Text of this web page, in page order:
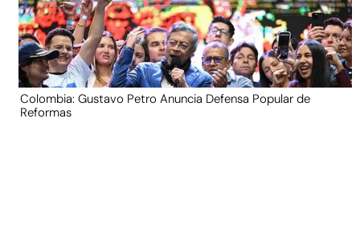
Colombia: Gustavo Petro Anuncia Defensa Popular de
Reformas